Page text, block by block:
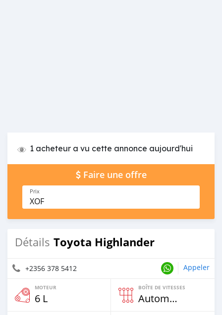
1 acheteur a vu cette annonce aujourd'hui
Faire une offre
Prix
XOF
Détails Toyota Highlander
+2356 378 5412 Appeler
MOTEUR
6 L
BOÎTE DE VITESSES
Automatique